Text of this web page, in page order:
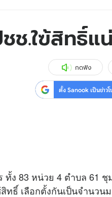
วัยรุ่น
รถยนต์
สุขภาพ
ช.ใฃ้สิทธิ์แ
กดฟัง
ตั้ง Sanook เป็นข่าว
ทั้ง 83 หน่วย 4 ตำบล 61
ทธิ์ เลือกตั้งกันเป็นจำนวน